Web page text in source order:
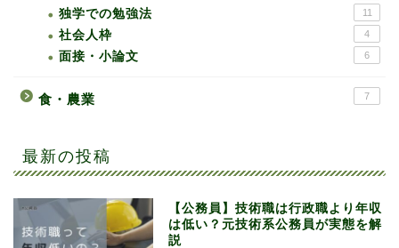
独学での勉強法 11
社会人枠 4
面接・小論文 6
食・農業 7
最新の投稿
【公務員】技術職は行政職より年収
は低い？元技術系公務員が実態を解
説